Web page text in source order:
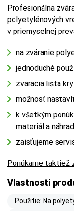
Profesionálna
polyetylénových
v priemyselnej
na zváranie
jednoduché
zváracia lišta
možnosť
k všetkým
materiál a
zaisťujeme
Ponúkame taktiež
Vlastnosti
Použitie: Na